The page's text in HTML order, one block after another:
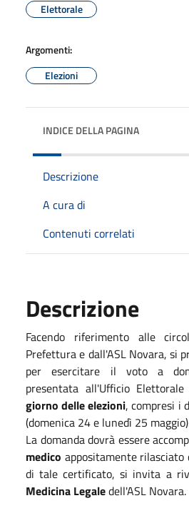
Elettorale
Argomenti:
Elezioni
INDICE DELLA PAGINA
Descrizione
A cura di
Contenuti correlati
Descrizione
Facendo riferimento alle
Prefettura e dall'ASL Novara, si
per esercitare il voto a
presentata all'Ufficio
giorno delle elezioni, compresi i
(domenica 24 e lunedì 25
La domanda dovrà essere
medico appositamente rilasciato
di tale certificato, si invita a
Medicina Legaledell'ASL Novara.